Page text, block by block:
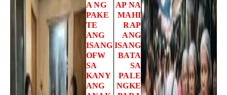
A NG
PAKE
TE
ANG
ISANG
OFW
SA
KANY
ANG
AP NA
MAHI
RAP
ANG
ISANG
BATA
SA
PALE
NGKE